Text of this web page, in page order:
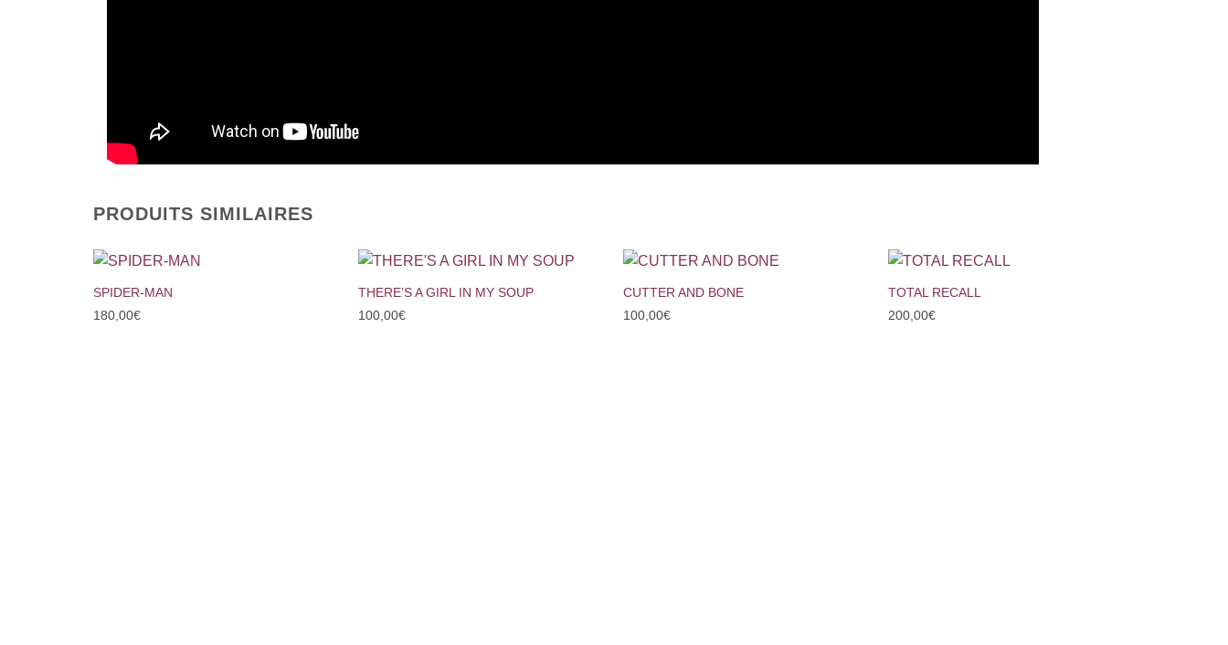
PRODUITS SIMILAIRES
+
SPIDER-MAN
180,00€
+
THERE’S A GIRL IN MY SOUP
100,00€
+
CUTTER AND BONE
100,00€
+
TOTAL RECALL
200,00€